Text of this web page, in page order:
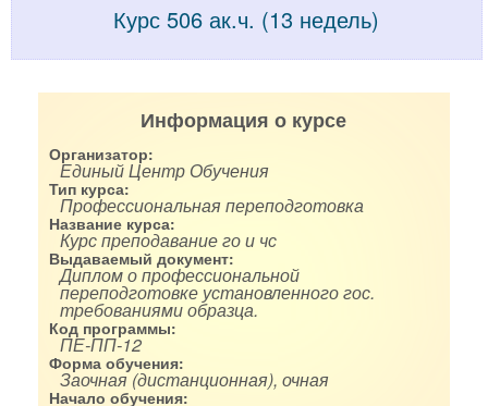
Курс 506 ак.ч. (13 недель)
Информация о курсе
Организатор:
Единый Центр Обучения
Тип курса:
Профессиональная переподготовка
Название курса:
Курс преподавание го и чс
Выдаваемый документ:
Диплом о профессиональной
переподготовке установленного гос.
требованиями образца.
Код программы:
ПЕ-ПП-12
Форма обучения:
Заочная (дистанционная), очная
Начало обучения: